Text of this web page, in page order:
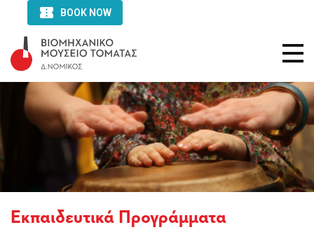
Εκπαιδευτικά Προγράμματα